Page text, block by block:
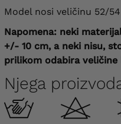
Model nosi veličinu 52/
Napomena: neki
+/- 10 cm, a neki nisu,
prilikom odabira veličine
Njega